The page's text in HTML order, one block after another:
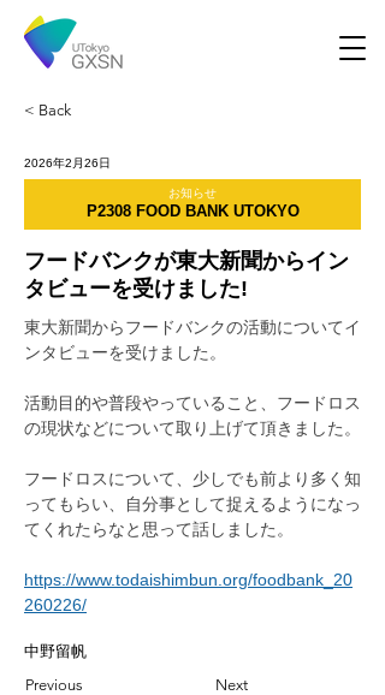
< Back
2026年2月26日
お知らせ
P2308 FOOD BANK UTOKYO
フードバンクが東大新聞からイン
タビューを受けました!
東大新聞からフードバンクの活動についてイ
ンタビューを受けました。
活動目的や普段やっていること、フードロス
の現状などについて取り上げて頂きました。
フードロスについて、少しでも前より多く知
ってもらい、自分事として捉えるようになっ
てくれたらなと思って話しました。
https://www.todaishimbun.org/foodbank_20
260226/
中野留帆
Previous
Next